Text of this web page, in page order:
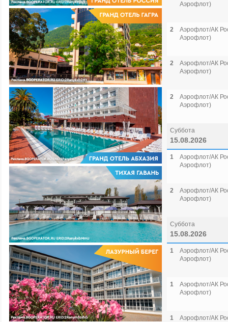
Аэрофлот)
2
Аэрофлот/АК
Аэрофлот)
2
Аэрофлот/АК
Аэрофлот)
2
Аэрофлот/АК
Аэрофлот)
Суббота
15.08.2026
1
Аэрофлот/АК
Аэрофлот)
2
Аэрофлот/АК
Аэрофлот)
Суббота
15.08.2026
1
Аэрофлот/АК
Аэрофлот)
1
Аэрофлот/АК
Аэрофлот)
1
Аэрофлот/АК